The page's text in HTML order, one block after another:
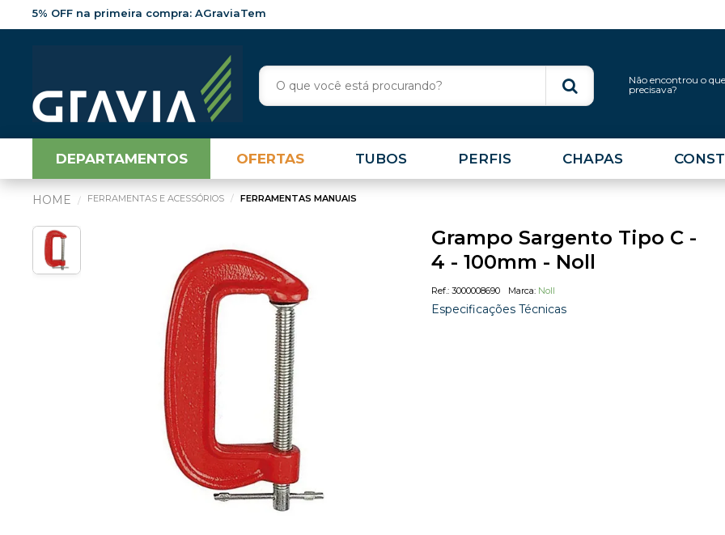
5% OFF na primeira compra: AGraviaTem
Não encontrou o que
precisava?
DEPARTAMENTOS OFERTAS TUBOS PERFIS CHAPAS
FERRAMENTAS E ACESSÓRIOS FERRAMENTAS MANUAIS
Grampo Sargento Tipo C -
4 - 100mm - Noll
3000008690 Noll
Especificações Técnicas